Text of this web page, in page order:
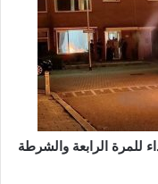
للمرة الرابعة والشرطة